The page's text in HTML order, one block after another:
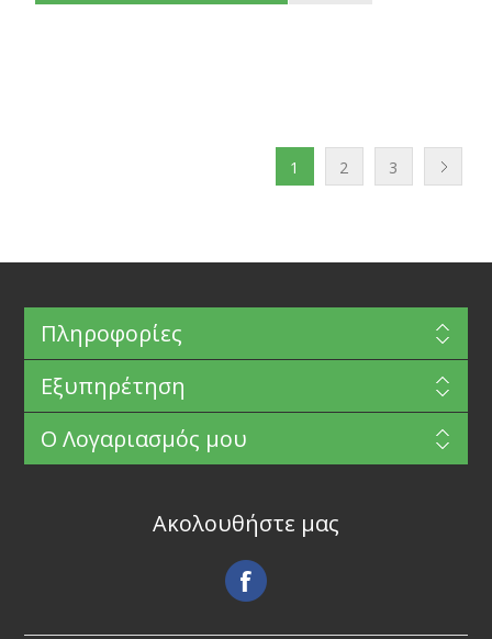
1 2 3
Πληροφορίες
Εξυπηρέτηση
Ο Λογαριασμός μου
Ακολουθήστε μας